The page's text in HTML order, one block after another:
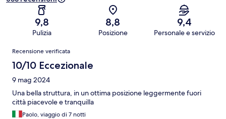
9,8
Pulizia
8,8
Posizione
9,4
Personale e servizio
Recensioni
Recensione verificata
10/10 Eccezionale
9 mag 2024
Una bella struttura, in un ottima posizione leggermente fuori
città piacevole e tranquilla
Paolo, viaggio di 7 notti